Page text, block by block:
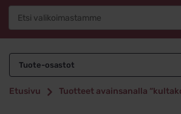
Tuote-osastot
Etusivu Tuotteet avainsanalla